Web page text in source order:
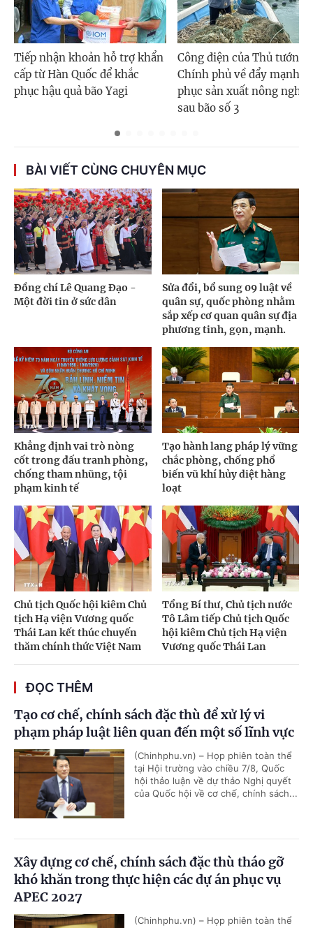
Tiếp nhận khoản hỗ trợ khẩn
cấp từ Hàn Quốc để khắc
phục hậu quả bão Yagi
Công điện của Thủ tướng
Chính phủ về đẩy mạnh
phục sản xuất nông
sau bão số 3
BÀI VIẾT CÙNG CHUYÊN MỤC
Đồng chí Lê Quang Đạo -
Một đời tin ở sức dân
Sửa đổi, bổ sung 09 luật về
quân sự, quốc phòng nhằm
sắp xếp cơ quan quân sự địa
phương tinh, gọn, mạnh.
Khẳng định vai trò nòng
cốt trong đấu tranh phòng,
chống tham nhũng, tội
phạm kinh tế
Tạo hành lang pháp lý vững
chắc phòng, chống phổ
biến vũ khí hủy diệt hàng
loạt
Chủ tịch Quốc hội kiêm Chủ
tịch Hạ viện Vương quốc
Thái Lan kết thúc chuyến
thăm chính thức Việt Nam
Tổng Bí thư, Chủ tịch nước
Tô Lâm tiếp Chủ tịch Quốc
hội kiêm Chủ tịch Hạ viện
Vương quốc Thái Lan
ĐỌC THÊM
Tạo cơ chế, chính sách đặc thù để xử lý vi
phạm pháp luật liên quan đến một số lĩnh vực
(Chinhphu.vn) – Họp phiên toàn thể
tại Hội trường vào chiều 7/8, Quốc
hội thảo luận về dự thảo Nghị quyết
của Quốc hội về cơ chế, chính sách...
Xây dựng cơ chế, chính sách đặc thù tháo gỡ
khó khăn trong thực hiện các dự án phục vụ
APEC 2027
(Chinhphu.vn) – Họp phiên toàn thể